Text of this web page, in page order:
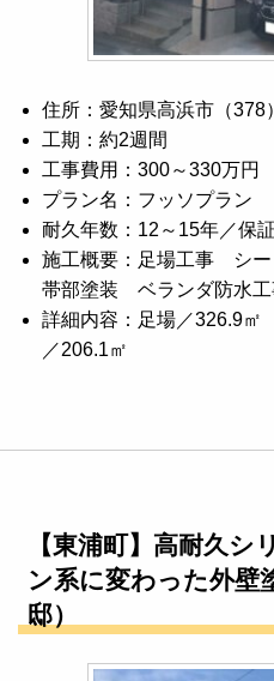
住所：愛知県高浜市（378）
工期：約2週間
工事費用：300～330万円
プラン名：フッソプラン
耐久年数：12～15年／保
施工概要：足場工事 シ
帯部塗装 ベランダ防水
詳細内容：足場／326.9
／206.1㎡
【東浦町】高耐久
ン系に変わった外壁
邸）